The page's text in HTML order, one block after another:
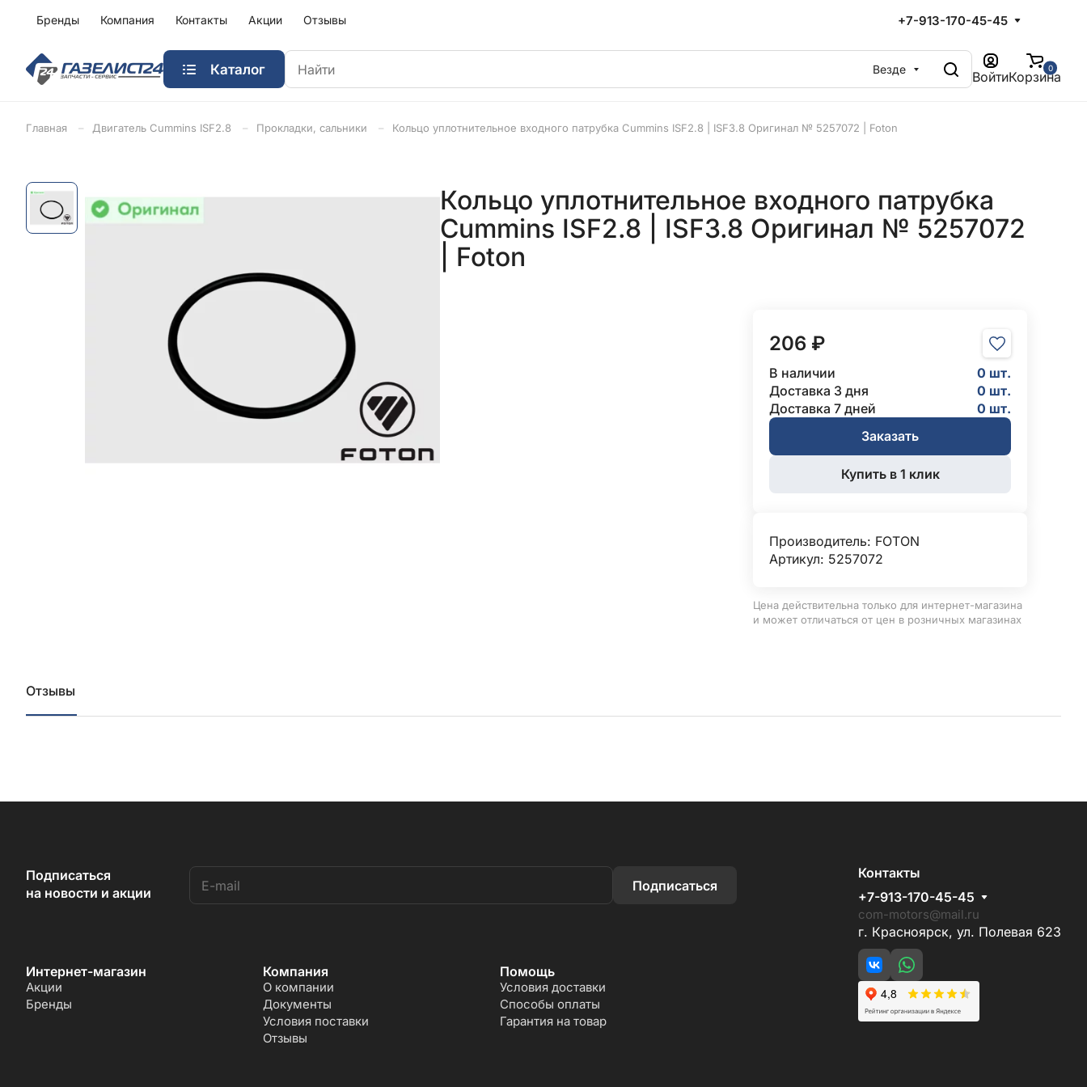
Бренды Компания Контакты Акции Отзывы +7-913-170-45-45
Каталог Везде Войти
0
Корзина
Главная Двигатель Cummins ISF2.8 Прокладки, сальники Кольцо уплотнительное входного патрубка Cummins ISF2.8 | ISF3.8 Оригинал № 5257072 | Foton
Кольцо уплотнительное входного патрубка
Cummins ISF2.8 | ISF3.8 Оригинал № 5257072
| Foton
206 ₽
В наличии
0 шт.
Доставка 3 дня
0 шт.
Доставка 7 дней
0 шт.
Заказать
Купить в 1 клик
Производитель: FOTON
Артикул: 5257072
Цена действительна только для интернет-магазина
и может отличаться от цен в розничных магазинах
Отзывы
Подписаться
на новости и акции
Подписаться
Интернет-магазин
Акции
Бренды
Компания
О компании
Документы
Условия поставки
Отзывы
Помощь
Условия доставки
Способы оплаты
Гарантия на товар
Контакты
+7-913-170-45-45
com-motors@mail.ru
г. Красноярск, ул. Полевая 623